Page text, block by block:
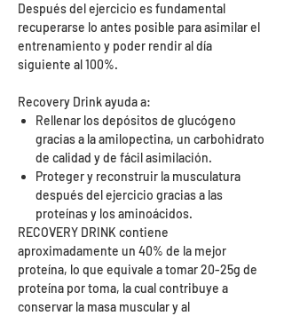
Después del ejercicio es fundamental
recuperarse lo antes posible para asimilar el
entrenamiento y poder rendir al día
siguiente al 100%.
Recovery Drink ayuda a:
Rellenar los depósitos de glucógeno
gracias a la amilopectina, un carbohidrato
de calidad y de fácil asimilación.
Proteger y reconstruir la musculatura
después del ejercicio gracias a las
proteínas y los aminoácidos.
RECOVERY DRINK contiene
aproximadamente un 40% de la mejor
proteína, lo que equivale a tomar 20-25g de
proteína por toma, la cual contribuye a
conservar la masa muscular y al